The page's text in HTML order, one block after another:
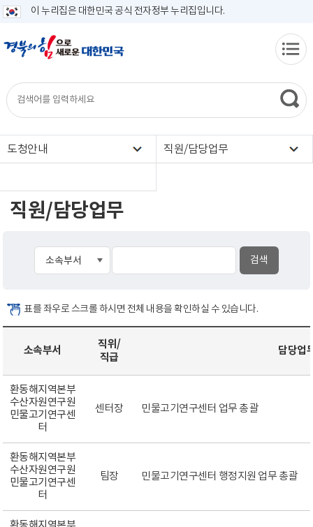
이 누리집은 대한민국 공식 전자정부 누리집입니다.
도청안내 직원/담당업무
직원/담당업무
표를 좌우로 스크롤 하시면 전체 내용을 확인하실 수 있습니다.
소속부서
직위/
직급
담당업
환동해지역본부
수산자원연구원
민물고기연구센
터
센터장 민물고기연구센터 업무 총괄
환동해지역본부
수산자원연구원
민물고기연구센
터
팀장 민물고기연구센터 행정지원 업무 총괄